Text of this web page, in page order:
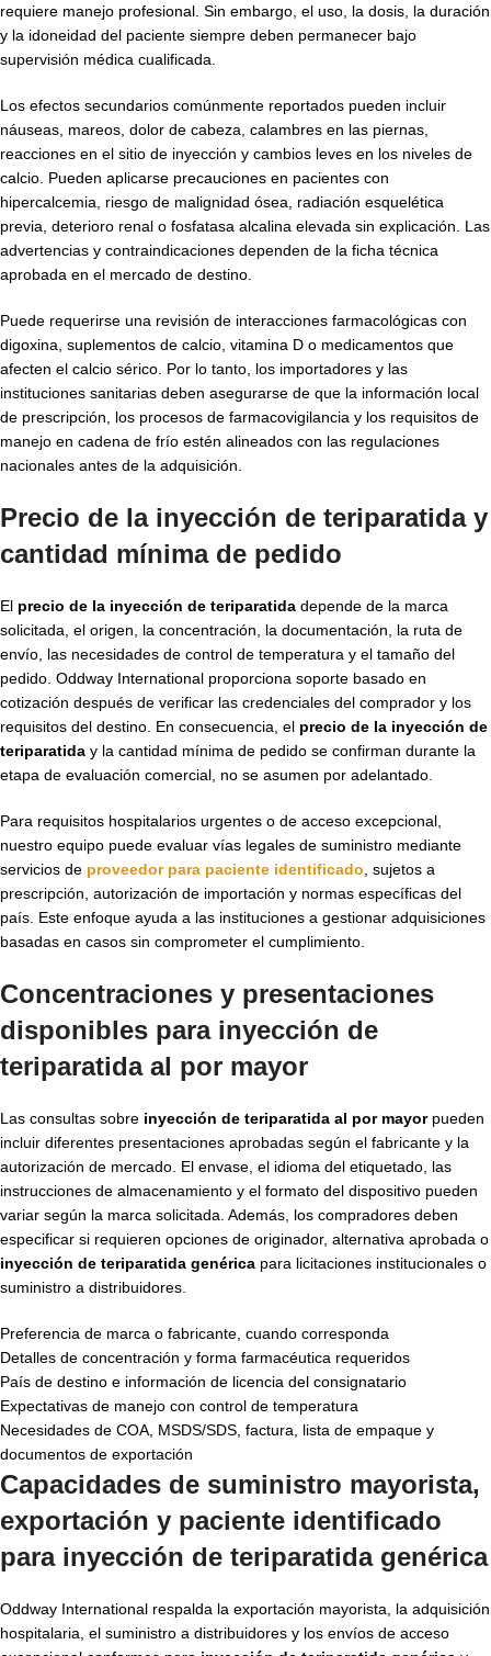
requiere manejo profesional. Sin embargo, el uso, la dosis, la duración
y la idoneidad del paciente siempre deben permanecer bajo
supervisión médica cualificada.
Los efectos secundarios comúnmente reportados pueden incluir
náuseas, mareos, dolor de cabeza, calambres en las piernas,
reacciones en el sitio de inyección y cambios leves en los niveles de
calcio. Pueden aplicarse precauciones en pacientes con
hipercalcemia, riesgo de malignidad ósea, radiación esquelética
previa, deterioro renal o fosfatasa alcalina elevada sin explicación. Las
advertencias y contraindicaciones dependen de la ficha técnica
aprobada en el mercado de destino.
Puede requerirse una revisión de interacciones farmacológicas con
digoxina, suplementos de calcio, vitamina D o medicamentos que
afecten el calcio sérico. Por lo tanto, los importadores y las
instituciones sanitarias deben asegurarse de que la información local
de prescripción, los procesos de farmacovigilancia y los requisitos de
manejo en cadena de frío estén alineados con las regulaciones
nacionales antes de la adquisición.
Precio de la inyección de teriparatida y
cantidad mínima de pedido
El precio de la inyección de teriparatida depende de la marca
solicitada, el origen, la concentración, la documentación, la ruta de
envío, las necesidades de control de temperatura y el tamaño del
pedido. Oddway International proporciona soporte basado en
cotización después de verificar las credenciales del comprador y los
requisitos del destino. En consecuencia, el precio de la inyección de
teriparatida y la cantidad mínima de pedido se confirman durante la
etapa de evaluación comercial, no se asumen por adelantado.
Para requisitos hospitalarios urgentes o de acceso excepcional,
nuestro equipo puede evaluar vías legales de suministro mediante
servicios de proveedor para paciente identificado , sujetos a
prescripción, autorización de importación y normas específicas del
país. Este enfoque ayuda a las instituciones a gestionar adquisiciones
basadas en casos sin comprometer el cumplimiento.
Concentraciones y presentaciones
disponibles para inyección de
teriparatida al por mayor
Las consultas sobre inyección de teriparatida al por mayorpueden
incluir diferentes presentaciones aprobadas según el fabricante y la
autorización de mercado. El envase, el idioma del etiquetado, las
instrucciones de almacenamiento y el formato del dispositivo pueden
variar según la marca solicitada. Además, los compradores deben
especificar si requieren opciones de originador, alternativa aprobada o
inyección de teriparatida genérica para licitaciones institucionales o
suministro a distribuidores.
Preferencia de marca o fabricante, cuando corresponda
Detalles de concentración y forma farmacéutica requeridos
País de destino e información de licencia del consignatario
Expectativas de manejo con control de temperatura
Necesidades de COA, MSDS/SDS, factura, lista de empaque y
documentos de exportación
Capacidades de suministro mayorista,
exportación y paciente identificado
para inyección de teriparatida genérica
Oddway International respalda la exportación mayorista, la adquisición
hospitalaria, el suministro a distribuidores y los envíos de acceso